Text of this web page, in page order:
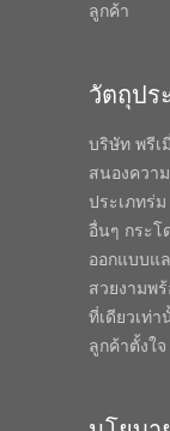
ลูกค้า
วัตถุปร
บริษัท พรีเ
สนองควา
ประเภทร่
อื่นๆ กระโ
ออกแบบแ
สวยงามพ
ที่เดียวเท่
ลูกค้าตั้งใจ